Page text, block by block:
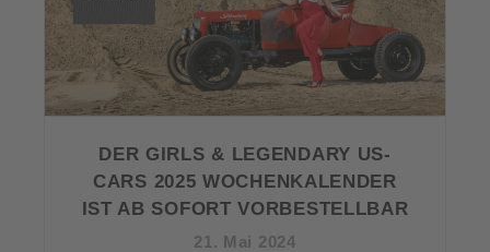
DER GIRLS & LEGENDARY US-
CARS 2025 WOCHENKALENDER
IST AB SOFORT VORBESTELLBAR
21. Mai 2024